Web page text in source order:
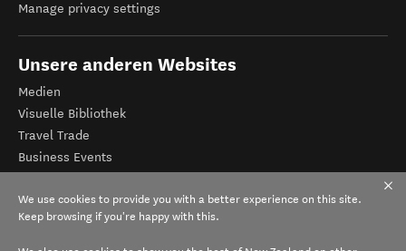
Manage privacy settings
Unsere anderen Websites
Medien
Visuelle Bibliothek
Travel Trade
Business Events
Veranstalter-Registrierung
We use cookies to provide you with a better experience on this site.
Keep browsing if you're happy with this.